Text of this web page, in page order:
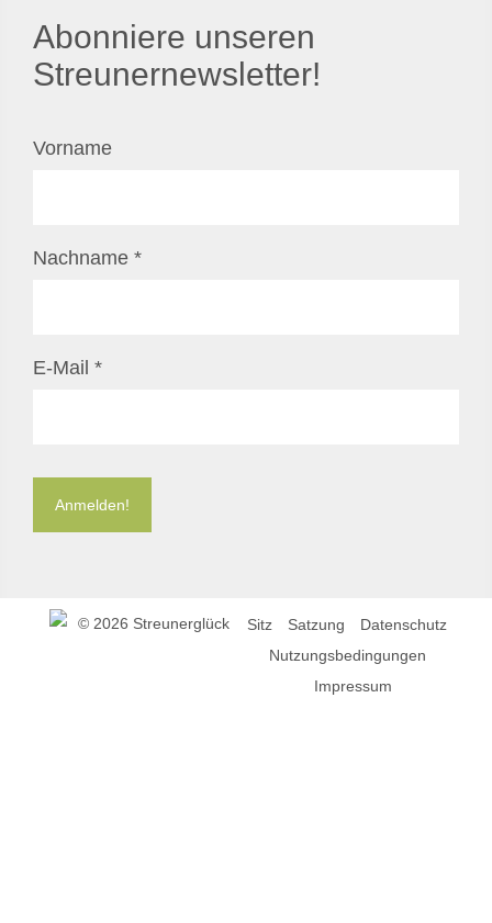
Abonniere unseren
Streunernewsletter!
Vorname
Nachname *
E-Mail *
© 2026 Streunerglück Sitz Satzung
Datenschutz
Nutzungsbedingungen
Impressum